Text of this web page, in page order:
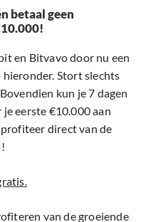
betaal geen
en Bitvavo door nu een
hieronder. Stort slechts
kun je 7 dagen
eerste €10.000 aan
direct van de
van de groeiende